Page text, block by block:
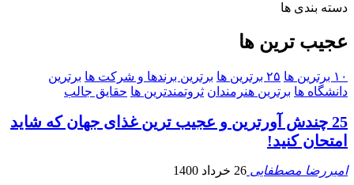
دسته بندی ها
عجیب ترین ها
۱۰ برترین ها ۲۵ برترین ها برترین برندها و شرکت ها برترین
دانشگاه ها برترین هنرمندان ثروتمندترین ها حقایق جالب
25 چندش آورترین و عجیب ترین غذای جهان که شاید
امتحان کنید!
امیررضا مصطفایی 26 خرداد 1400